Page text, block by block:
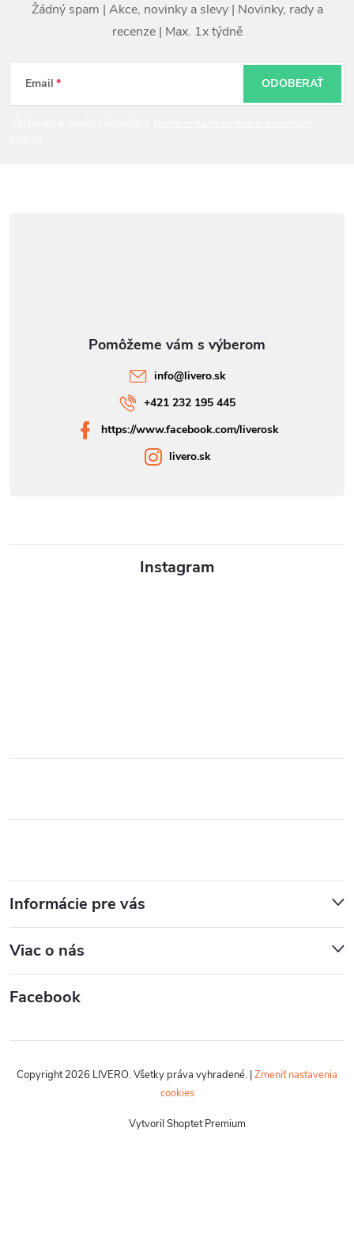
ä
Email ODOBERAŤ
Instagram
Informácie pre vás
Viac o nás
Facebook
info@livero.sk
+421 232 195 445
https://www.facebook.com/liverosk
livero.sk
Vytvoril Shoptet Premium
Copyright 2026 LIVERO. Všetky práva vyhradené. |Zmeniť nastavenia
cookies